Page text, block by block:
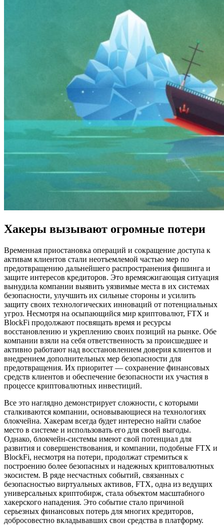
Хакеры вызывают огромные потери
Временная приостановка операций и сокращение доступа к
активам клиентов стали неотъемлемой частью мер по
предотвращению дальнейшего распространения фишинга и
защите интересов кредиторов. Это времясжигающая ситуация
вынудила компании выявить уязвимые места в их системах
безопасности, улучшить их сильные стороны и усилить
защиту своих технологических инноваций от потенциальных
угроз. Несмотря на осыпающийся мир криптовалют, FTX и
BlockFi продолжают посвящать время и ресурсы
восстановлению и укреплению своих позиций на рынке. Обе
компании взяли на себя ответственность за происшедшее и
активно работают над восстановлением доверия клиентов и
внедрением дополнительных мер безопасности для
предотвращения. Их приоритет — сохранение финансовых
средств клиентов и обеспечение безопасности их участия в
процессе криптовалютных инвестиций.
Все это наглядно демонстрирует сложности, с которыми
сталкиваются компании, основывающиеся на технологиях
блокчейна. Хакерам всегда будет интересно найти слабое
место в системе и использовать его для своей выгоды.
Однако, блокчейн-системы имеют свой потенциал для
развития и совершенствования, и компании, подобные FTX и
BlockFi, несмотря на потери, продолжат стремиться к
построению более безопасных и надежных криптовалютных
экосистем. В ряде несчастных событий, связанных с
безопасностью виртуальных активов, FTX, одна из ведущих
универсальных криптобирж, стала объектом масштабного
хакерского нападения. Это событие стало причиной
серьезных финансовых потерь для многих кредиторов,
добросовестно вкладывавших свои средства в платформу.